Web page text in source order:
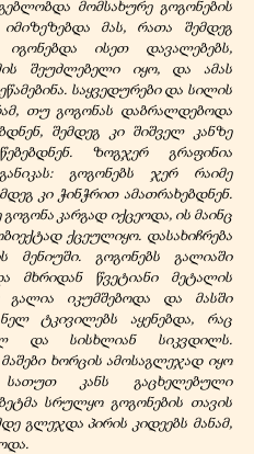
მომსახურე გოგონების
მას, რათა შემდეგ
ისეთ დავალებებს,
შეუძლებელი იყო, და ამას
საყვედურები და სილის
თუ გოგონას დაბრალდებოდა
შემდეგ კი შიშველ კანზე
ზოგჯერ გრაფინია
:
გოგონებს ჯერ რაიმე
კი ჭინჭრით ამათრახებდნენ.
კარგად იქცეოდა, ის მაინც
ქცეულიყო. დასახიჩრება
გოგონებს გალიაში
მხრიდან წვეტიანი მეტალის
იკუმშებოდა და მასში
ტკივილებს აყენებდა, რაც
და სისხლიან სიკვდილს.
ხორცის ამოსაგლეჯად იყო
სათუთ კანს გაცხელებული
სრულყო გოგონების თავის
გლეჯდა პირის კიდეებს მანამ,